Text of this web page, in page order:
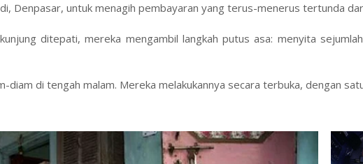
Denpasar, untuk menagih pembayaran yang terus-menerus tertunda
ditepati, mereka mengambil langkah putus asa: menyita
diam di tengah malam. Mereka melakukannya secara terbuka, dengan